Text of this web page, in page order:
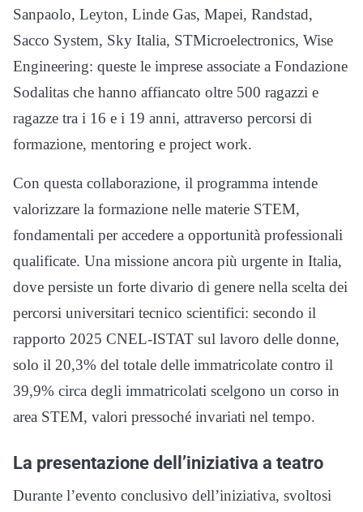
Sanpaolo, Leyton, Linde Gas, Mapei, Randstad,
Sacco System, Sky Italia, STMicroelectronics, Wise
Engineering: queste le imprese associate a Fondazione
Sodalitas che hanno affiancato oltre 500 ragazzi e
ragazze tra i 16 e i 19 anni, attraverso percorsi di
formazione, mentoring e project work.
Con questa collaborazione, il programma intende
valorizzare la formazione nelle materie STEM,
fondamentali per accedere a opportunità professionali
qualificate. Una missione ancora più urgente in Italia,
dove persiste un forte divario di genere nella scelta dei
percorsi universitari tecnico scientifici: secondo il
rapporto 2025 CNEL-ISTAT sul lavoro delle donne,
solo il 20,3% del totale delle immatricolate contro il
39,9% circa degli immatricolati scelgono un corso in
area STEM, valori pressoché invariati nel tempo.
La presentazione dell’iniziativa a teatro
Durante l’evento conclusivo dell’iniziativa, svoltosi